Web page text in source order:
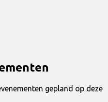
gepland op deze